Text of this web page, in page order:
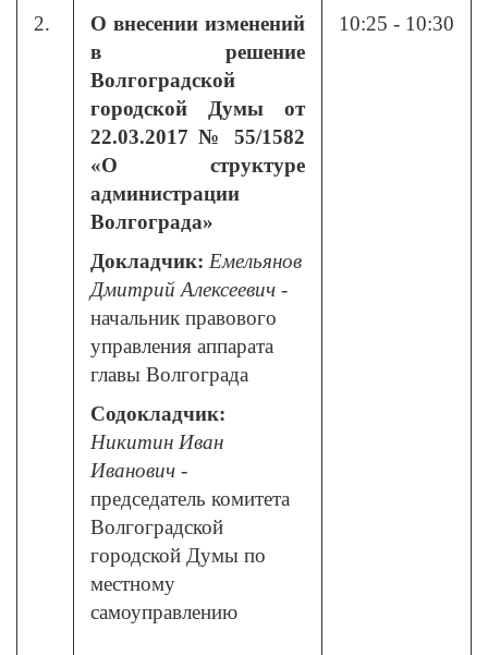
2.
О внесении изменений
в решение
Волгоградской
городской Думы от
22.03.2017 № 55/1582
«О структуре
администрации
Волгограда»
Докладчик: Емельянов
Дмитрий Алексеевич -
начальник правового
управления аппарата
главы Волгограда
Содокладчик:
Никитин Иван
Иванович -
председатель комитета
Волгоградской
городской Думы по
местному
самоуправлению
10:25 - 10:30